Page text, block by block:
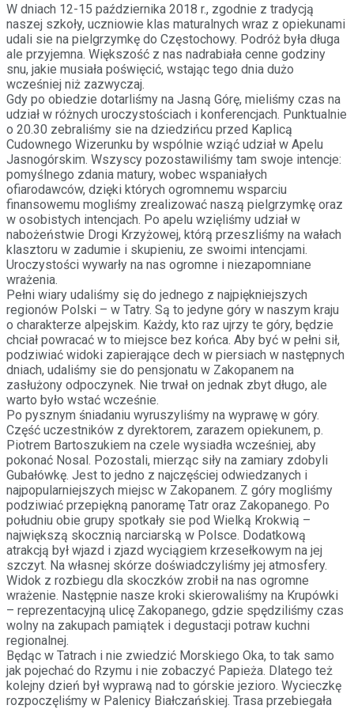
W dniach 12-15 października 2018 r., zgodnie z tradycją
naszej szkoły, uczniowie klas maturalnych wraz z opiekunami
udali sie na pielgrzymkę do Częstochowy. Podróż była długa
ale przyjemna. Większość z nas nadrabiała cenne godziny
snu, jakie musiała poświęcić, wstając tego dnia dużo
wcześniej niż zazwyczaj.
Gdy po obiedzie dotarliśmy na Jasną Górę, mieliśmy czas na
udział w różnych uroczystościach i konferencjach. Punktualnie
o 20.30 zebraliśmy sie na dziedzińcu przed Kaplicą
Cudownego Wizerunku by wspólnie wziąć udział w Apelu
Jasnogórskim. Wszyscy pozostawiliśmy tam swoje intencje:
pomyślnego zdania matury, wobec wspaniałych
ofiarodawców, dzięki których ogromnemu wsparciu
finansowemu mogliśmy zrealizować naszą pielgrzymkę oraz
w osobistych intencjach. Po apelu wzięliśmy udział w
nabożeństwie Drogi Krzyżowej, którą przeszliśmy na wałach
klasztoru w zadumie i skupieniu, ze swoimi intencjami.
Uroczystości wywarły na nas ogromne i niezapomniane
wrażenia.
Pełni wiary udaliśmy się do jednego z najpiękniejszych
regionów Polski – w Tatry. Są to jedyne góry w naszym kraju
o charakterze alpejskim. Każdy, kto raz ujrzy te góry, będzie
chciał powracać w to miejsce bez końca. Aby być w pełni sił,
podziwiać widoki zapierające dech w piersiach w następnych
dniach, udaliśmy sie do pensjonatu w Zakopanem na
zasłużony odpoczynek. Nie trwał on jednak zbyt długo, ale
warto było wstać wcześnie.
Po pysznym śniadaniu wyruszyliśmy na wyprawę w góry.
Część uczestników z dyrektorem, zarazem opiekunem, p.
Piotrem Bartoszukiem na czele wysiadła wcześniej, aby
pokonać Nosal. Pozostali, mierząc siły na zamiary zdobyli
Gubałówkę. Jest to jedno z najczęściej odwiedzanych i
najpopularniejszych miejsc w Zakopanem. Z góry mogliśmy
podziwiać przepiękną panoramę Tatr oraz Zakopanego. Po
południu obie grupy spotkały sie pod Wielką Krokwią –
największą skocznią narciarską w Polsce. Dodatkową
atrakcją był wjazd i zjazd wyciągiem krzesełkowym na jej
szczyt. Na własnej skórze doświadczyliśmy jej atmosfery.
Widok z rozbiegu dla skoczków zrobił na nas ogromne
wrażenie. Następnie nasze kroki skierowaliśmy na Krupówki
– reprezentacyjną ulicę Zakopanego, gdzie spędziliśmy czas
wolny na zakupach pamiątek i degustacji potraw kuchni
regionalnej.
Będąc w Tatrach i nie zwiedzić Morskiego Oka, to tak samo
jak pojechać do Rzymu i nie zobaczyć Papieża. Dlatego też
kolejny dzień był wyprawą nad to górskie jezioro. Wycieczkę
rozpoczęliśmy w Palenicy Białczańskiej. Trasa przebiegała